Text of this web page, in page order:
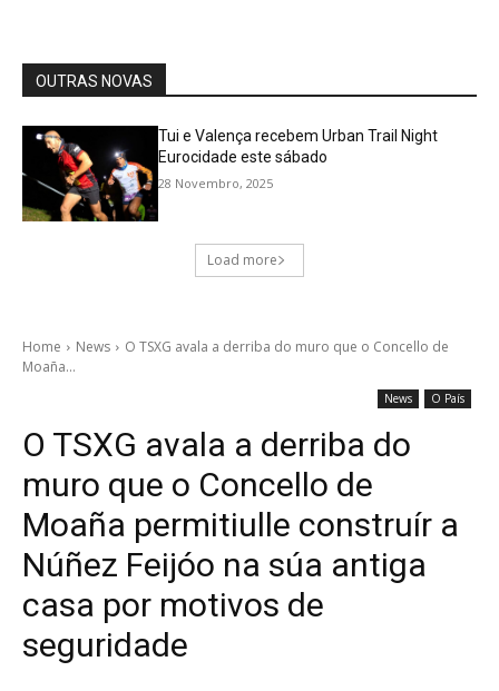
OUTRAS NOVAS
Tui e Valença recebem Urban Trail Night
Eurocidade este sábado
28 Novembro, 2025
Load more